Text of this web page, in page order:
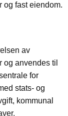
og fast eiendom.
av
anvendes til
for
stats- og
kommunal